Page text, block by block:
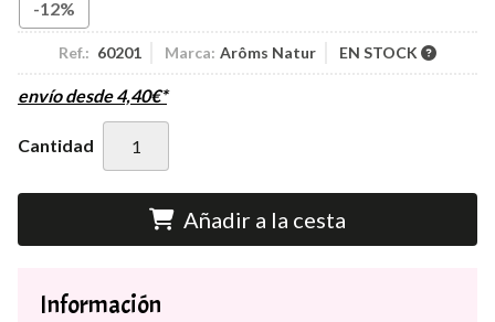
-12%
Ref.: 60201 Marca: Arôms Natur EN STOCK
envío desde4,40€*
Cantidad
Añadir a la cesta
Información